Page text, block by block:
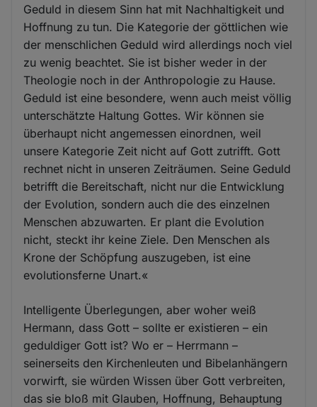
Geduld in diesem Sinn hat mit Nachhaltigkeit und
Hoffnung zu tun. Die Kategorie der göttlichen wie
der menschlichen Geduld wird allerdings noch viel
zu wenig beachtet. Sie ist bisher weder in der
Theologie noch in der Anthropologie zu Hause.
Geduld ist eine besondere, wenn auch meist völlig
unterschätzte Haltung Gottes. Wir können sie
überhaupt nicht angemessen einordnen, weil
unsere Kategorie Zeit nicht auf Gott zutrifft. Gott
rechnet nicht in unseren Zeiträumen. Seine Geduld
betrifft die Bereitschaft, nicht nur die Entwicklung
der Evolution, sondern auch die des einzelnen
Menschen abzuwarten. Er plant die Evolution
nicht, steckt ihr keine Ziele. Den Menschen als
Krone der Schöpfung auszugeben, ist eine
evolutionsferne Unart.«
Intelligente Überlegungen, aber woher weiß
Hermann, dass Gott – sollte er existieren – ein
geduldiger Gott ist? Wo er – Herrmann –
seinerseits den Kirchenleuten und Bibelanhängern
vorwirft, sie würden Wissen über Gott verbreiten,
das sie bloß mit Glauben, Hoffnung, Behauptung